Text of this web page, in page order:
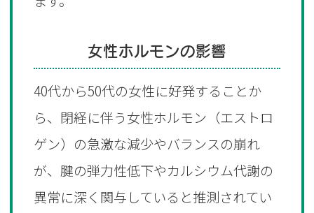
女性ホルモンの影響
40代から50代の女性に好発することか
ら、閉経に伴う女性ホルモン（エストロ
ゲン）の急激な減少やバランスの崩れ
が、腱の弾力性低下やカルシウム代謝の
異常に深く関与していると推測されてい